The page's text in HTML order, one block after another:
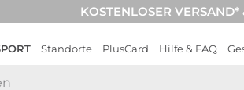
KOSTENLOSER
Standorte PlusCard Hilfe & FAQ